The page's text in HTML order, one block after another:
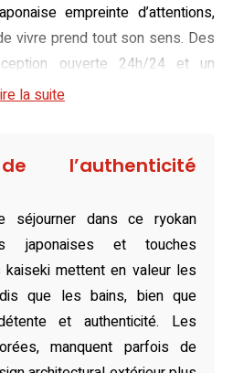
empreinte d’attentions,
vivre prend tout son sens. Des
ouverte 24h/24 et un
des fauteuils sophistiqués
les chambres de Yutorelo
le mariage réussi de l’élégance
moderne. Que ce soit dans les
de futons ou dans celles au
chaque détail respire la
les salles de
avec soin et les vues
cet univers intime. De
un cadre paisible pour se
la suite
l’authenticité
séjourner dans ce ryokan
japonaises et touches
mettent en valeur les
que les bains, bien que
et authenticité. Les
manquent parfois de